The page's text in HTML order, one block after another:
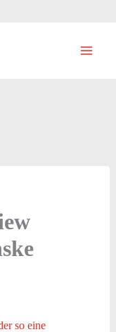
so eine